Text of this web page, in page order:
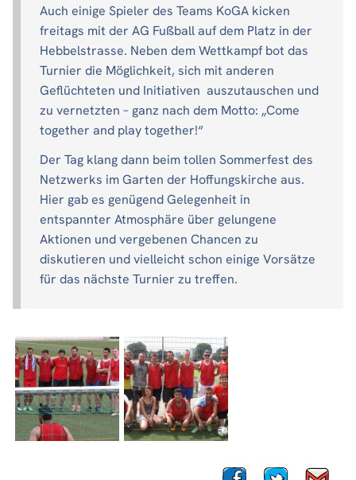
Auch einige Spieler des Teams KoGA kicken
freitags mit der AG Fußball auf dem Platz in der
Hebbelstrasse. Neben dem Wettkampf bot das
Turnier die Möglichkeit, sich mit anderen
Geflüchteten und Initiativen auszutauschen und
zu vernetzten – ganz nach dem Motto: „Come
together and play together!“
Der Tag klang dann beim tollen Sommerfest des
Netzwerks im Garten der Hoffungskirche aus.
Hier gab es genügend Gelegenheit in
entspannter Atmosphäre über gelungene
Aktionen und vergebenen Chancen zu
diskutieren und vielleicht schon einige Vorsätze
für das nächste Turnier zu treffen.